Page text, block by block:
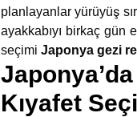
planlayanlar yürüyüş
ayakkabıyı birkaç gün
seçimi Japonya gezi
Kıyafet